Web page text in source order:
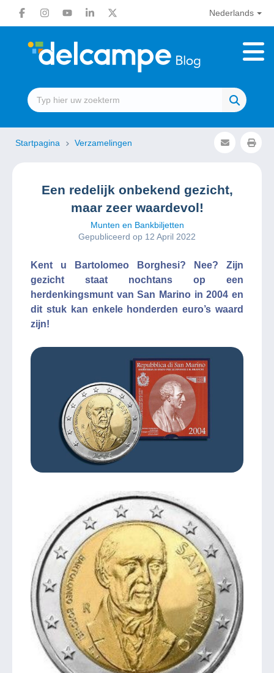
Nederlands
Startpagina Verzamelingen
Een redelijk onbekend gezicht,
maar zeer waardevol!
Munten en Bankbiljetten
Gepubliceerd op 12 April 2022
Kent u Bartolomeo Borghesi? Nee? Zijn
gezicht staat nochtans op een
herdenkingsmunt van San Marino in 2004 en
dit stuk kan enkele honderden euro’s waard
zijn!